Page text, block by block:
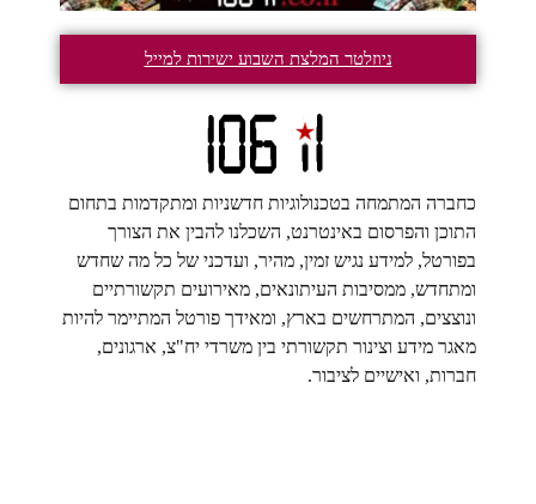
ניוזלטר המלצת השבוע ישירות למייל
כחברה המתמחה בטכנולוגיות חדשניות ומתקדמות בתחום
התוכן והפרסום באינטרנט, השכלנו להבין את הצורך
בפורטל, למידע נגיש זמין, מהיר, ועדכני של כל מה שחדש
ומתחדש, ממסיבות העיתונאים, מאירועים תקשורתיים
ונוצצים, המתרחשים בארץ, ומאידך פורטל המתיימר להיות
מאגר מידע וצינור תקשורתי בין משרדי יח"צ, ארגונים,
חברות, ואישיים לציבור.